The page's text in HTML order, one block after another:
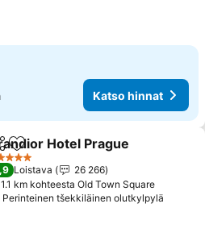
Katso hinnat
Lisää suosikkeihin
Hotel Prague
Loistava
26 266
1.1 km kohteesta Old Town Square
Perinteinen tšekkiläinen olutkylpylä